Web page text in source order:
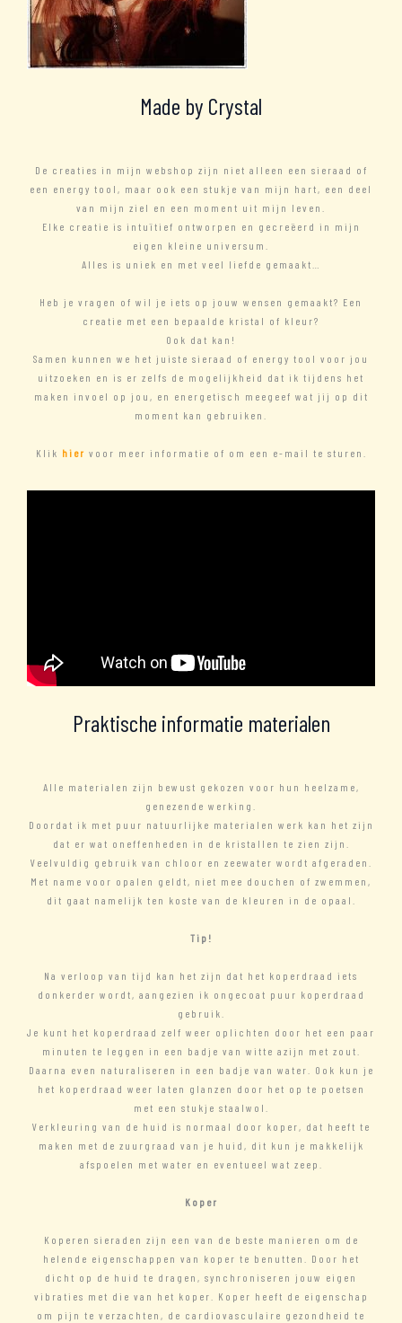
Made by Crystal
De creaties in mijn webshop zijn niet alleen een sieraad of
een energy tool, maar ook een stukje van mijn hart, een deel
van mijn ziel en een moment uit mijn leven.
Elke creatie is intuïtief ontworpen en gecreëerd in mijn
eigen kleine universum.
Alles is uniek en met veel liefde gemaakt…
Heb je vragen of wil je iets op jouw wensen gemaakt? Een
creatie met een bepaalde kristal of kleur?
Ook dat kan!
Samen kunnen we het juiste sieraad of energy tool voor jou
uitzoeken en is er zelfs de mogelijkheid dat ik tijdens het
maken invoel op jou, en energetisch meegeef wat jij op dit
moment kan gebruiken.
Klik hier voor meer informatie of om een ​​e-mail te sturen.
Praktische informatie materialen
Alle materialen zijn bewust gekozen voor hun heelzame,
genezende werking.
Doordat ik met puur natuurlijke materialen werk kan het zijn
dat er wat oneffenheden in de kristallen te zien zijn.
Veelvuldig gebruik van chloor en zeewater wordt afgeraden.
Met name voor opalen geldt, niet mee douchen of zwemmen,
dit gaat namelijk ten koste van de kleuren in de opaal.
Tip!
Na verloop van tijd kan het zijn dat het koperdraad iets
donkerder wordt, aangezien ik ongecoat puur koperdraad
gebruik.
Je kunt het koperdraad zelf weer oplichten door het een paar
minuten te leggen in een badje van witte azijn met zout.
Daarna even naturaliseren in een badje van water. Ook kun je
het koperdraad weer laten glanzen door het op te poetsen
met een stukje staalwol.
Verkleuring van de huid is normaal door koper, dat heeft te
maken met de zuurgraad van je huid, dit kun je makkelijk
afspoelen met water en eventueel wat zeep.
Koper
Koperen sieraden zijn een van de beste manieren om de
helende eigenschappen van koper te benutten. Door het
dicht op de huid te dragen, synchroniseren jouw eigen
vibraties met die van het koper. Koper heeft de eigenschap
om pijn te verzachten, de cardiovasculaire gezondheid te